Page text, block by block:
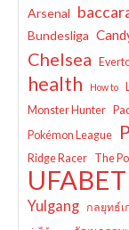
Arsenal
Bundesliga
Chelsea
health How to
Monster Hunter
Pokémon League
Ridge Racer The
UFABET
Yulgang กลยุทธ์เ